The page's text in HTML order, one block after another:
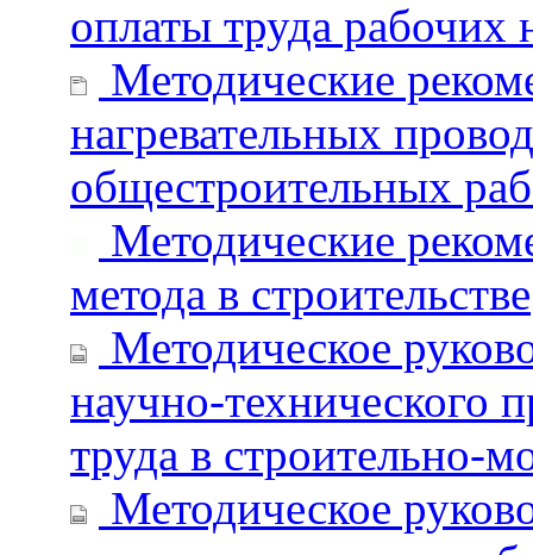
оплаты труда рабочих
Методические
нагревательных
общестроительных
Методические
метода в строительстве
Методическое
научно-технического
труда в строительно-
Методическое